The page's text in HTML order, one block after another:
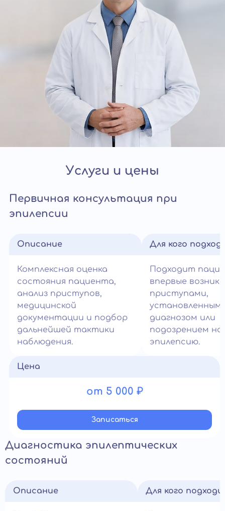
Услуги и цены
Первичная консультация при
эпилепсии
Описание
Комплексная оценка
состояния пациента,
анализ приступов,
медицинской
документации и подбор
дальнейшей тактики
наблюдения.
Для кого
Подходит
впервые
приступами,
установленным
диагнозом или
подозрением на
эпилепсию.
Цена
от 5 000 ₽
Записатьcя
Диагностика эпилептических
состояний
Описание Для кого